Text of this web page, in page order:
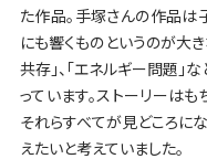
た作品。手塚さんの作品は
にも響くものというのが大
共存」、「エネルギー問題」
っています。ストーリーはも
それらすべてが見どころに
えたいと考えていました。